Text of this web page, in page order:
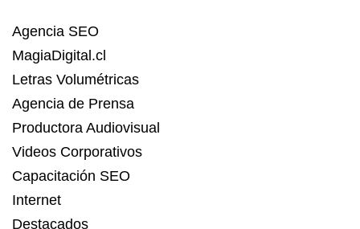
Agencia SEO
MagiaDigital.cl
Letras Volumétricas
Agencia de Prensa
Productora Audiovisual
Videos Corporativos
Capacitación SEO
Internet
Destacados